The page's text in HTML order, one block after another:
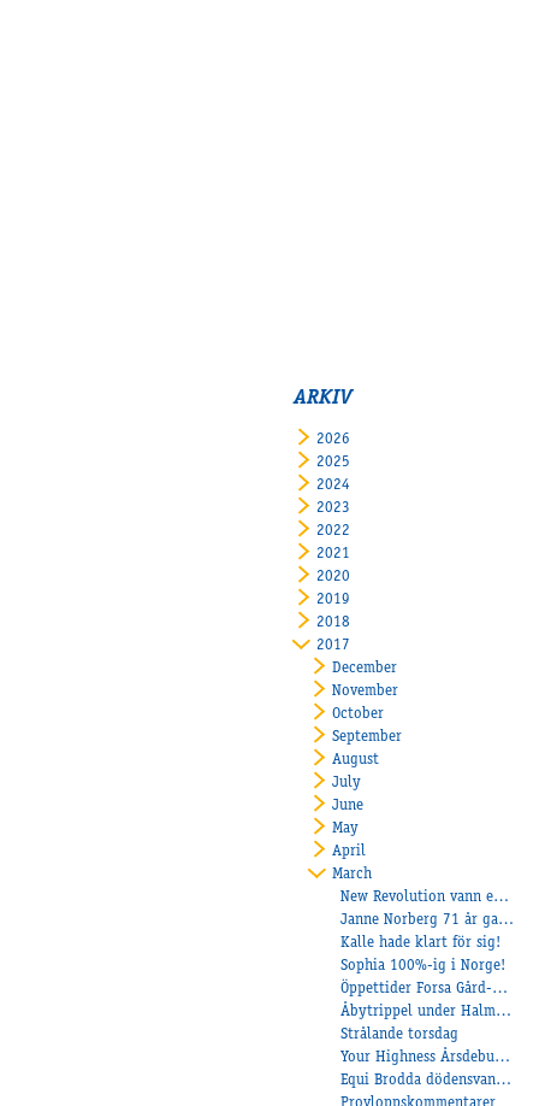
ARKIV
2026
2025
2024
2023
2022
2021
2020
2019
2018
2017
December
November
October
September
August
July
June
May
April
March
New Revolution vann enkelt på Örebro!
Janne Norberg 71 år gammal avlade maiden på Åby
Kalle hade klart för sig!
Sophia 100%-ig i Norge!
Öppettider Forsa Gård-Öppet från 1 april!
Åbytrippel under Halmstads V75
Strålande torsdag
Your Highness Årsdebuterar!
Equi Brodda dödensvann på Axevalla!